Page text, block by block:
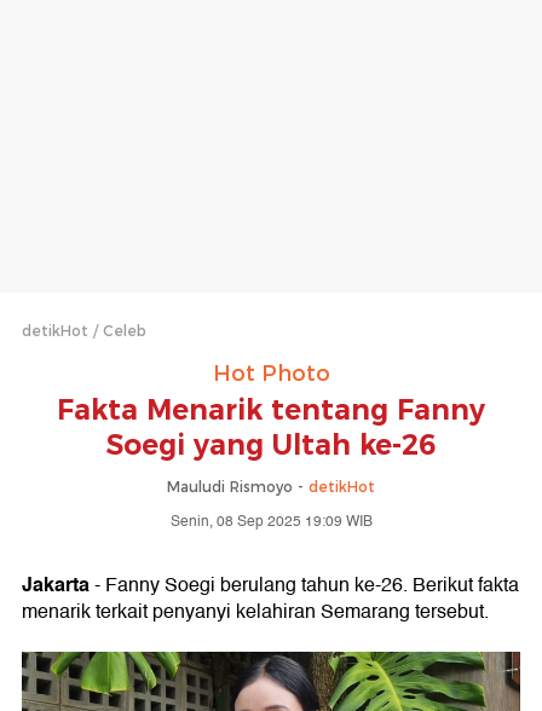
detikHot Celeb
Hot Photo
Fakta Menarik tentang Fanny
Soegi yang Ultah ke-26
Mauludi Rismoyo - detikHot
Senin, 08 Sep 2025 19:09 WIB
Jakarta- Fanny Soegi berulang tahun ke-26. Berikut fakta
menarik terkait penyanyi kelahiran Semarang tersebut.